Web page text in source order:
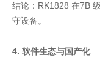
结论：RK1828 在7B
守设备。
4. 软件生态与国产化